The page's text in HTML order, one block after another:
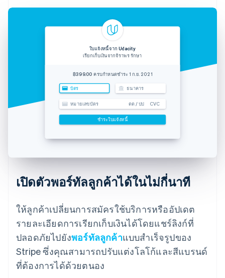
ใบแจ้งหนี้จาก Udacity
เรียกเก็บเงินจากจิราพร รักษา
฿399.00 ครบกำหนดชำระ 1 ก.ย. 2021
บัตร ธนาคาร
หมายเลขบัตร ดด / ปป CVC
ชำระใบแจ้งหนี้
เปิดตัวพอร์ทัลลูกค้าได้ในไม่กี่นาที
ให้ลูกค้าเปลี่ยนการสมัครใช้บริการหรืออัปเดต
รายละเอียดการเรียกเก็บเงินได้โดยแชร์ลิงก์ที่
ปลอดภัยไปยังพอร์ทัลลูกค้าแบบสำเร็จรูปของ
Stripe ซึ่งคุณสามารถปรับแต่งโลโก้และสีแบรนด์
ที่ต้องการได้ด้วยตนอง